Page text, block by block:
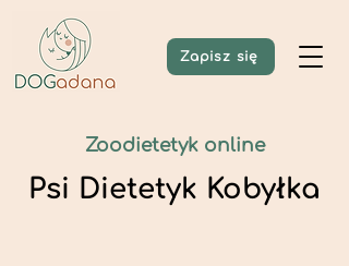
Zapisz się
Zoodietetyk online
Psi Dietetyk Kobyłka